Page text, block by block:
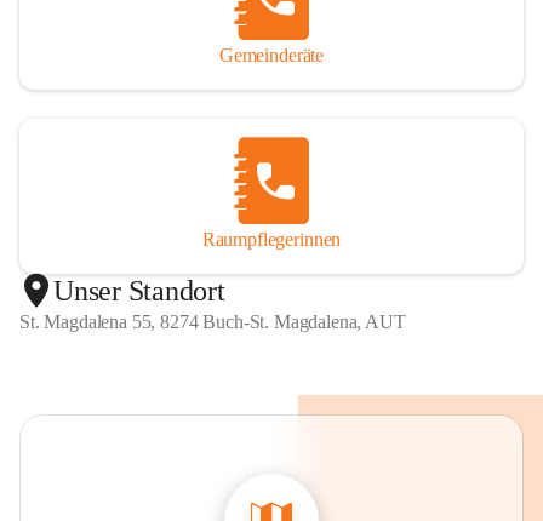
Gemeinderäte
Raumpflegerinnen
Unser Standort
St. Magdalena 55, 8274 Buch-St. Magdalena, AUT